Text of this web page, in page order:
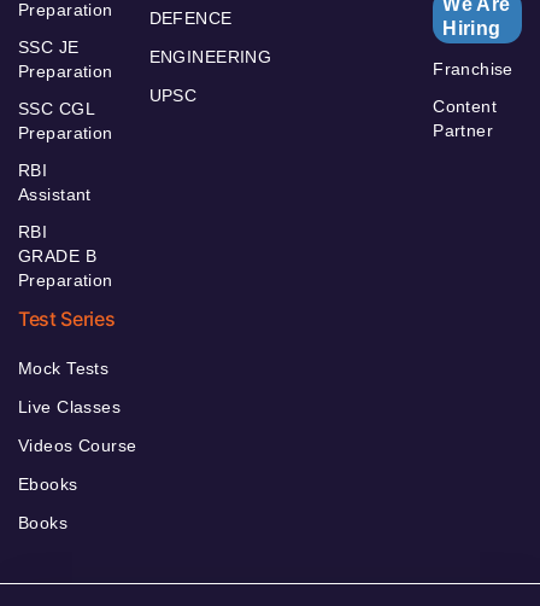
Preparation
SSC JE
Preparation
SSC CGL
Preparation
RBI
Assistant
RBI
GRADE B
Preparation
DEFENCE
ENGINEERING
UPSC
Hiring
Franchise
Content
Partner
Test Series
Mock Tests
Live Classes
Videos Course
Ebooks
Books